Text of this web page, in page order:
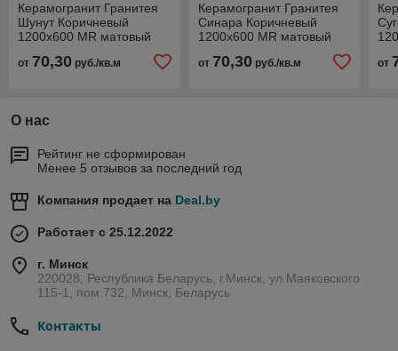
Керамогранит Гранитея
Шунут Коричневый
1200x600 MR матовый
от 70,30 руб./кв.м
Керамогранит Гранитея
Синара Коричневый
1200x600 MR матовый
от 70,30руб./кв.м от
О нас
Рейтинг не сформирован
Менее 5 отзывов за последний год
Компания продает на Deal.by
Работает с 25.12.2022
г. Минск
220028, Республика Беларусь, г.Минск, ул.Маяковского
115-1, пом.732, Минск, Беларусь
Контакты